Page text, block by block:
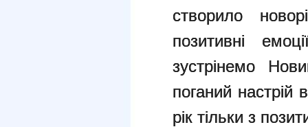
створило
позитивні
зустрінемо
поганий
рік тільки з